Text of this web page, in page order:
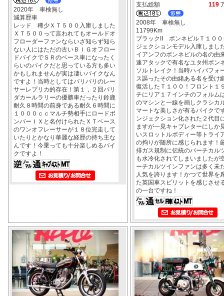
2020年 車検無し
減算歴車
レッド 稀少ＸＴ５００入庫しました
ＸＴ５００って言われてもオールドオ
フローダーファンならいざ知らず知ら
ない人にはただの古いＢＩＧオフロー
ドバイクでＳＲのベース車になったく
らいのバイクだと思っている方も多い
かもしれませんが実は凄いバイクなん
ですよ！当時としてはバリバリのレー
サーレプリカ的存在！第１，２回パリ
ダカールラリーの優勝車だったり鈴鹿
耐久８時間の前身である耐久６時間に
１０００ｃｃマルチ勢相手にロードボ
ンバーＩＸと名付けられたＸＴベース
のワンオフレーサーが１８位完走して
いたりとかなり華麗な経歴の持ち主な
んです！今乗っても十分楽しめるバイ
クですよ！
支払総額
119
2008年 車検無し
11799Km
ブラックII ボンネビルＴ１００
ジェクションモデル入庫しまし
イアンフのボンネビルの名の由
速アタックで有名なユタ州ボン
ソルトレイク！当時ハイパフォ
ス謳ったその由緒ある名を受け
復活したＴ１００！フロント１
チにリア１７インチのフォルム
のマシンと一線を画しクラシカ
マートな美しさが有るバイクで
ンジェクション化された２代目
ますが一見キャブレターにしか
いスロットルボディー等トライ
の拘りが随所に感じられます！
排ガス規制に伝統のバーチカル
も水冷化されてしまいましたが
ーチカルツインファンは多く未
人気を誇ります！かつて世界を
た英国車スピリットを感じさせ
の一台ですね！